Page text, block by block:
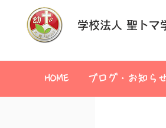
学校法人 聖トマ
HOME ブログ・お知ら